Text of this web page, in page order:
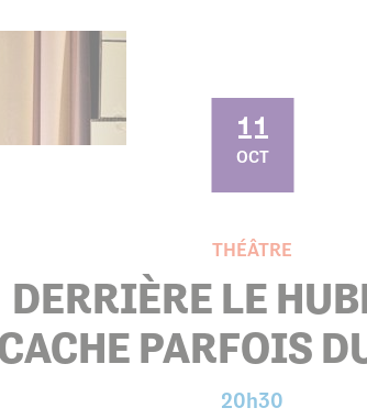
11
OCT
THÉÂTRE
DERRIÈRE LE
PARFOIS
20h30